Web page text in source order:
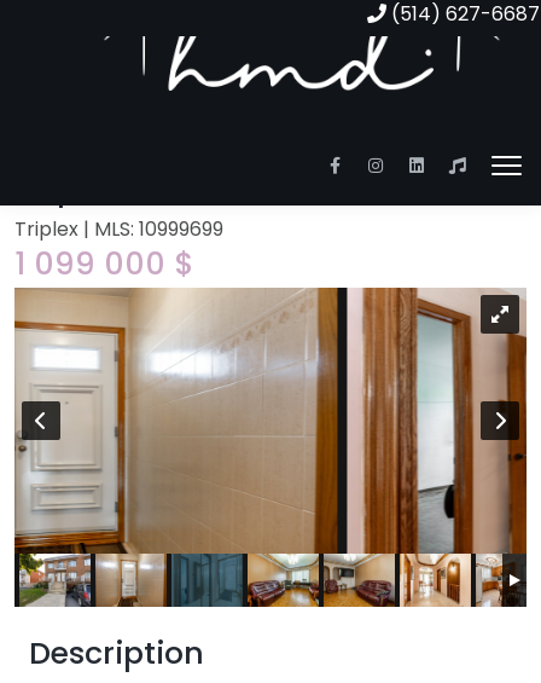
(514) 627-6687
8770-8778 Boul. Maurice-
Triplex | MLS: 10999699
1 099 000 $
Description